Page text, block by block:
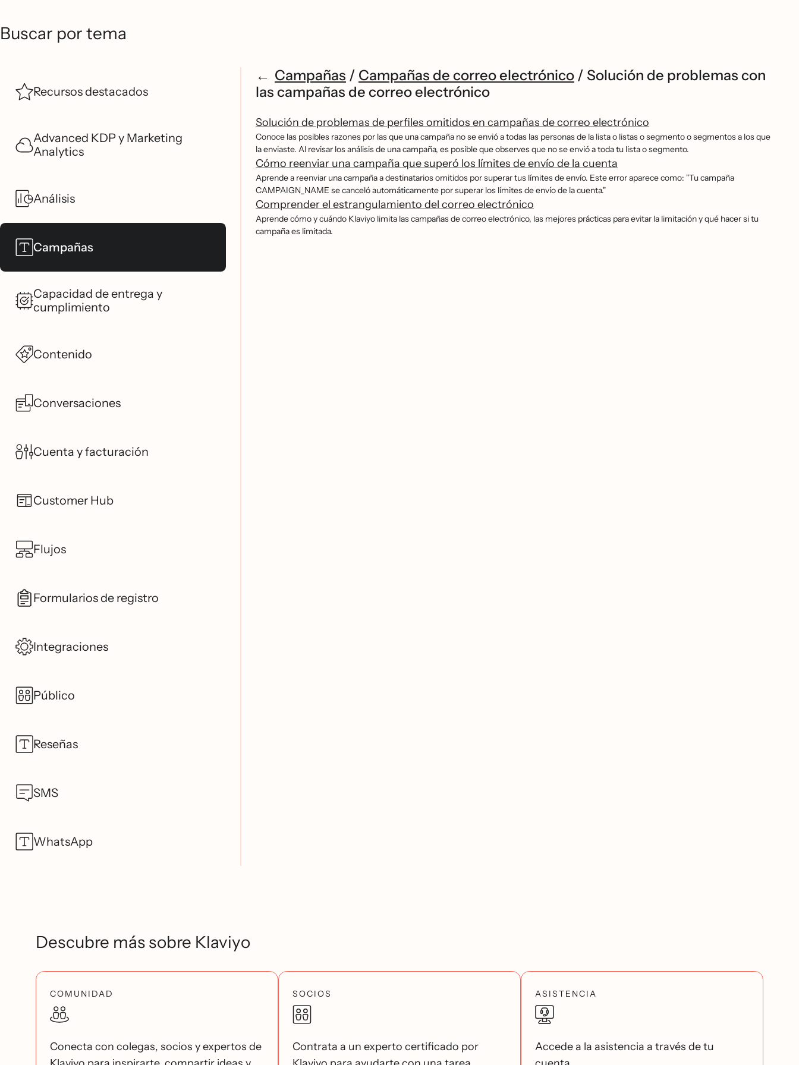
Buscar por tema
Recursos destacados
Advanced KDP y Marketing
Analytics
Análisis
Campañas
Capacidad de entrega y
cumplimiento
Contenido
Conversaciones
Cuenta y facturación
Customer Hub
Flujos
Formularios de registro
Integraciones
Público
Reseñas
SMS
WhatsApp
Campañas / Campañas de correo electrónico / Solución de problemas con
las campañas de correo electrónico
Solución de problemas de perfiles omitidos en campañas de correo electrónico
Conoce las posibles razones por las que una campaña no se envió a todas las personas de la lista o listas o segmento o segmentos a los que
la enviaste. Al revisar los análisis de una campaña, es posible que observes que no se envió a toda tu lista o segmento.
Cómo reenviar una campaña que superó los límites de envío de la cuenta
Aprende a reenviar una campaña a destinatarios omitidos por superar tus límites de envío. Este error aparece como: "Tu campaña
CAMPAIGN_NAME se canceló automáticamente por superar los límites de envío de la cuenta."
Comprender el estrangulamiento del correo electrónico
Aprende cómo y cuándo Klaviyo limita las campañas de correo electrónico, las mejores prácticas para evitar la limitación y qué hacer si tu
campaña es limitada.
Descubre más sobre Klaviyo
COMUNIDAD
Conecta con colegas, socios y expertos de
SOCIOS
Contrata a un experto certificado por
ASISTENCIA
Accede a la asistencia a través de tu